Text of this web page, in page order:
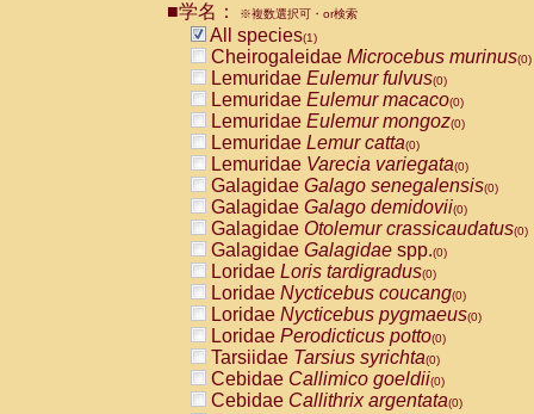
CebidaeCebus nigrivittatus
CebidaeCebus
CebidaeSaimiri boliviensis(0)
CebidaeSaimiri sciureus(0)
AtelidaeAlouatta caraya(0)
AtelidaeAlouatta fusca(0)
AtelidaeAlouatta seniculus
AtelidaeAlouattaspp.(0)
AtelidaeAteles belzebuth(0)
AtelidaeAteles geoffroyi(0)
AtelidaeAteles paniscus(0)
AtelidaeAtelesspp.(0)
Atelidae Lagothrix lagothricha
AtelidaeLagothrix lagothricha cana
PitheciidaeCacajao calvus
PitheciidaeCallicebus cupreus
PitheciidaeCallicebus donacophilus
PitheciidaeCallicebus moloch
PitheciidaeCallicebus torquatus
■学名： ※複数選択可・or検索
All species(1)
Cheirogaleidae Microcebus murinus(0)
Lemuridae Eulemur fulvus(0)
Lemuridae Eulemur macaco(0)
Lemuridae Eulemur mongoz(0)
Lemuridae Lemur catta(0)
Lemuridae Varecia variegata(0)
Galagidae Galago senegalensis(0)
Galagidae Galago demidovii(0)
Galagidae Otolemur crassicaudatus(0)
Galagidae Galagidae spp.(0)
Loridae Loris tardigradus(0)
Loridae Nycticebus coucang(0)
Loridae Nycticebus pygmaeus(0)
Loridae Perodicticus potto(0)
Tarsiidae Tarsius syrichta(0)
Cebidae Callimico goeldii(0)
Cebidae Callithrix argentata(0)